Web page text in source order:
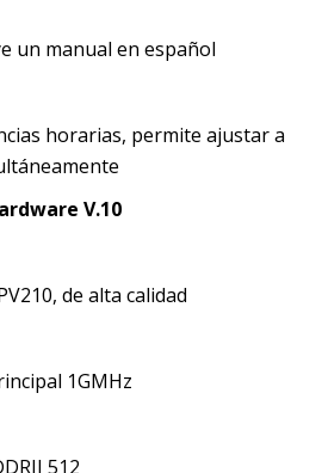
un manual en español
horarias, permite ajustar a
V.10
de alta calidad
1GMHz
512